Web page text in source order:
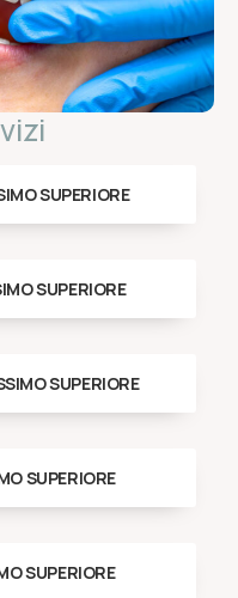
SUPERIORE
SUPERIORE
SUPERIORE
SUPERIORE
SUPERIORE